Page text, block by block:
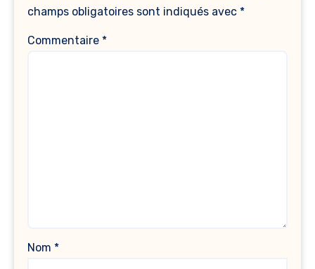
champs obligatoires sont indiqués avec *
Commentaire *
Nom *